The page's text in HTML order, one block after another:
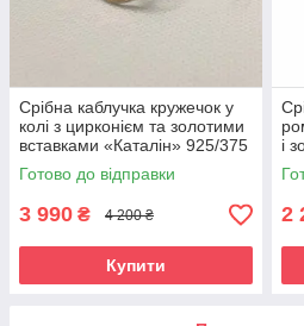
Срібна каблучка кружечок у
колі з цирконієм та золотими
вставками «Каталін» 925/375
Готово до відправки
3 990 ₴ 4 200 ₴
Купити
і
2